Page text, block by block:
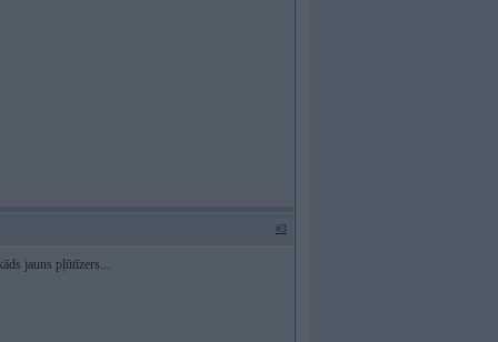
#3
jauns pļūtīzers...